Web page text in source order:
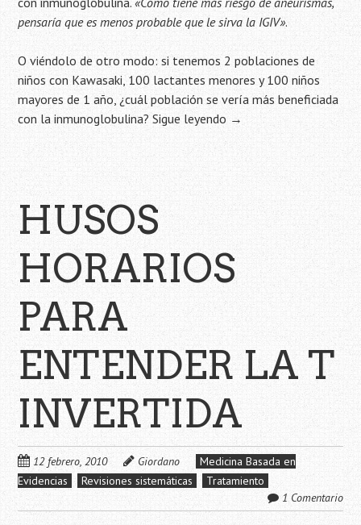
pensaría que es menos probable que le sirva la IGIV».
O viéndolo de otro modo: si tenemos 2 poblaciones de
niños con Kawasaki, 100 lactantes menores y 100 niños
mayores de 1 año, ¿cuál población se vería más beneficiada
con la inmunoglobulina?Sigue leyendo →
HUSOS
HORARIOS
PARA
ENTENDER LA T
INVERTIDA
12 febrero, 2010 Giordano
Medicina Basada en
Evidencias
Revisiones sistemáticas
Tratamiento
1 Comentario